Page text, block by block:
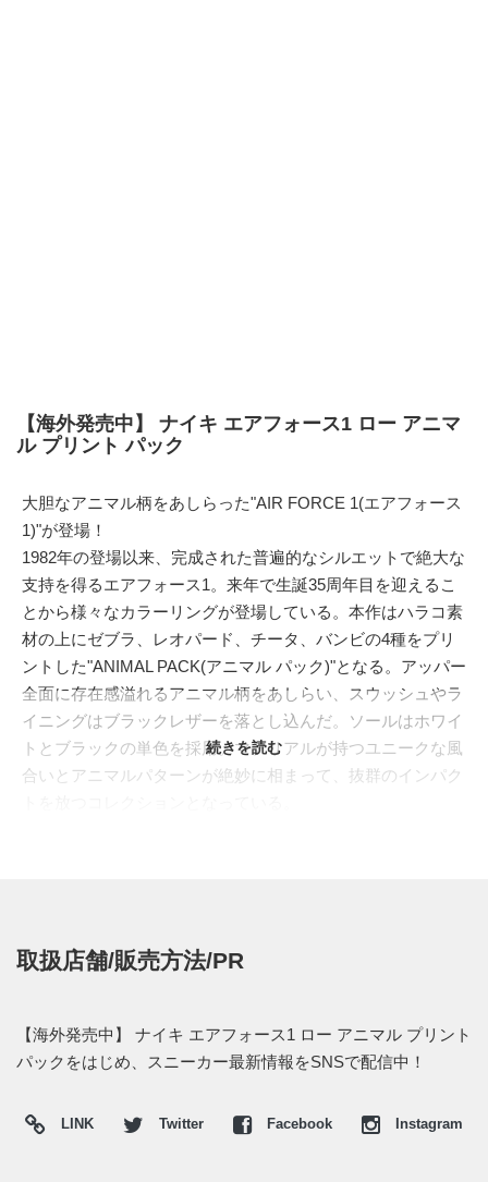
【海外発売中】 ナイキ エアフォース1 ロー アニマ
ル プリント パック
大胆なアニマル柄をあしらった"AIR FORCE 1(エアフォース
1)"が登場！
1982年の登場以来、完成された普遍的なシルエットで絶大な
支持を得るエアフォース1。来年で生誕35周年目を迎えるこ
とから様々なカラーリングが登場している。本作はハラコ素
材の上にゼブラ、レオパード、チータ、バンビの4種をプリ
ントした"ANIMAL PACK(アニマル パック)"となる。アッパー
全面に存在感溢れるアニマル柄をあしらい、スウッシュやラ
イニングはブラックレザーを落とし込んだ。ソールはホワイ
トとブラックの単色を採用。マテリアルが持つユニークな風
合いとアニマルパターンが絶妙に相まって、抜群のインパク
続きを読む
取扱店舗/販売方法/PR
【海外発売中】 ナイキ エアフォース1 ロー アニマル プリント
パックをはじめ、スニーカー最新情報をSNSで配信中！
LINK Twitter Facebook Instagram